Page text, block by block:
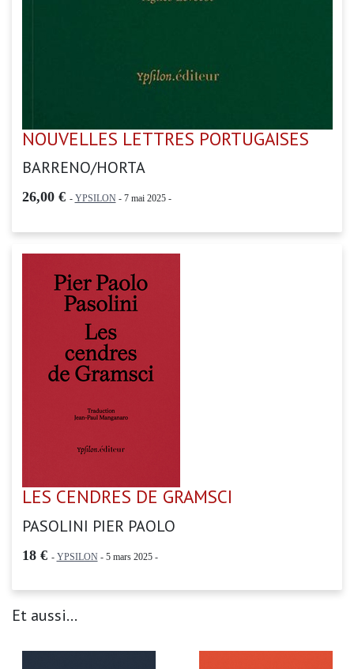
NOUVELLES LETTRES PORTUGAISES
BARRENO/HORTA
26,00 € - YPSILON- 7 mai 2025 -
LES CENDRES DE GRAMSCI
PASOLINI PIER PAOLO
18 € - YPSILON- 5 mars 2025 -
Et aussi...